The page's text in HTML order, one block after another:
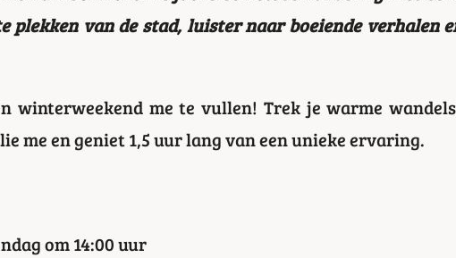
plekken van de stad, luister naar boeiende verhalen
winterweekend me te vullen! Trek je warme
me en geniet 1,5 uur lang van een unieke ervaring.
om 14:00 uur